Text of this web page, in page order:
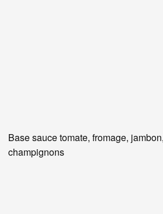
Base sauce tomate, fromage, jambon,
champignons